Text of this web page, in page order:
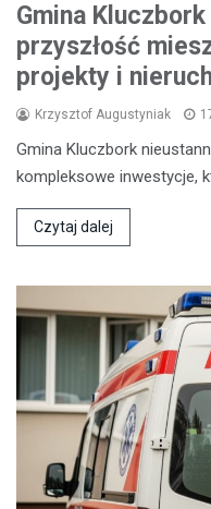
Gmina
przyszłość
projekty i
Krzysztof Augustyniak
Gmina Kluczbork
kompleksowe inwestycje,
Czytaj dalej